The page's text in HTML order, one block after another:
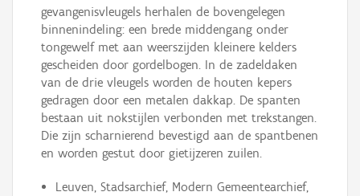
gevangenisvleugels herhalen de bovengelegen
binnenindeling: een brede middengang onder
tongewelf met aan weerszijden kleinere kelders
gescheiden door gordelbogen. In de zadeldaken
van de drie vleugels worden de houten kepers
gedragen door een metalen dakkap. De spanten
bestaan uit nokstijlen verbonden met trekstangen.
Die zijn scharnierend bevestigd aan de spantbenen
en worden gestut door gietijzeren zuilen.
Leuven, Stadsarchief, Modern Gemeentearchief,